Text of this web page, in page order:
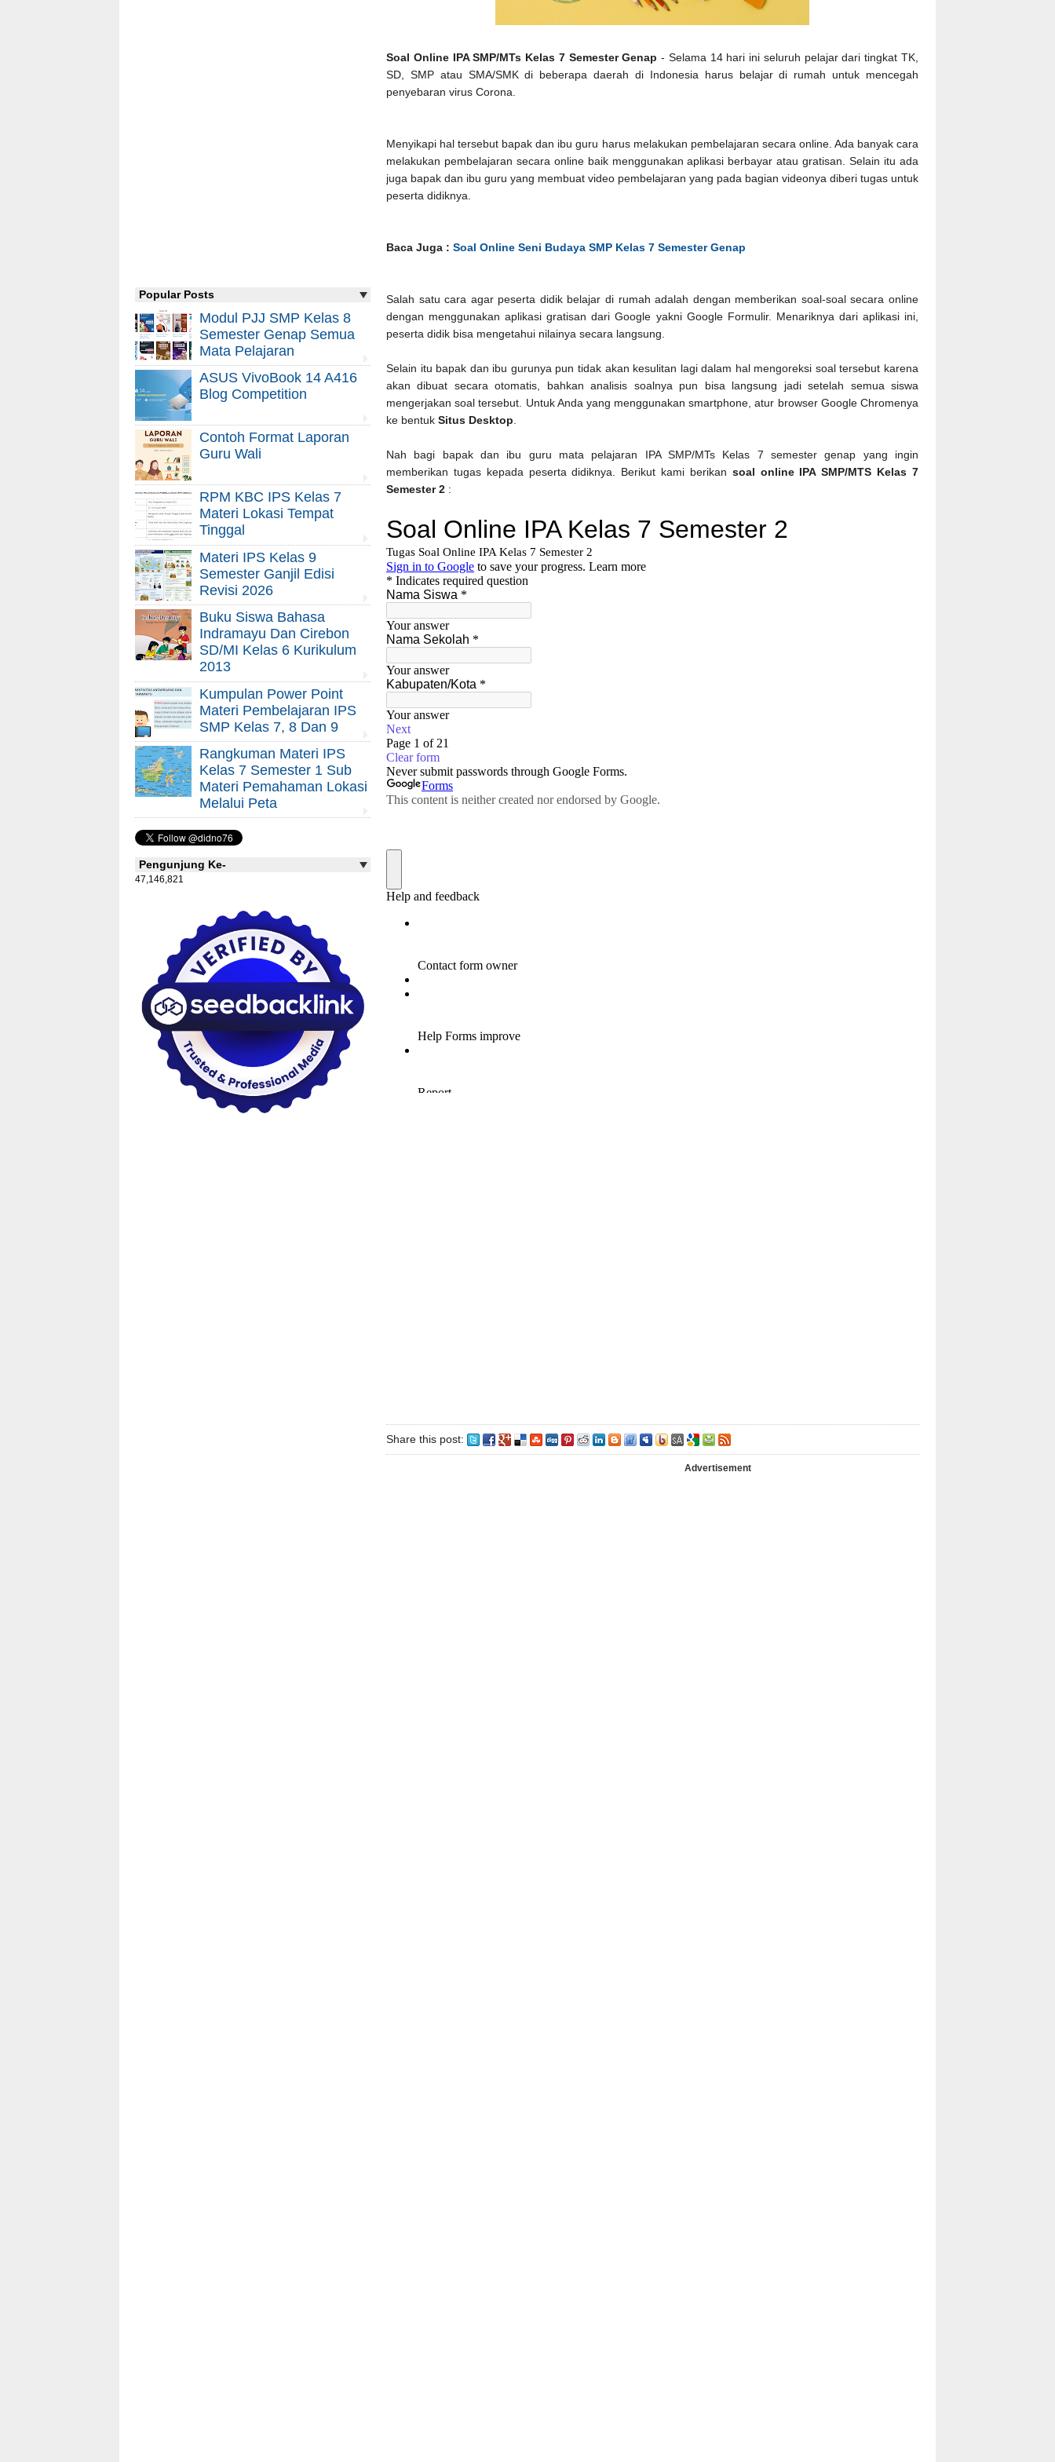
Soal Online IPA SMP/MTs Kelas 7 Semester Genap - Selama 14 hari ini seluruh pelajar dari tingkat TK,
SD, SMP atau SMA/SMK di beberapa daerah di Indonesia harus belajar di rumah untuk mencegah
penyebaran virus Corona.
Menyikapi hal tersebut bapak dan ibu guru harus melakukan pembelajaran secara online. Ada banyak cara
melakukan pembelajaran secara online baik menggunakan aplikasi berbayar atau gratisan. Selain itu ada
juga bapak dan ibu guru yang membuat video pembelajaran yang pada bagian videonya diberi tugas untuk
peserta didiknya.
Baca Juga : Soal Online Seni Budaya SMP Kelas 7 Semester Genap
Salah satu cara agar peserta didik belajar di rumah adalah dengan memberikan soal-soal secara online
dengan menggunakan aplikasi gratisan dari Google yakni Google Formulir. Menariknya dari aplikasi ini,
peserta didik bisa mengetahui nilainya secara langsung.
Selain itu bapak dan ibu gurunya pun tidak akan kesulitan lagi dalam hal mengoreksi soal tersebut karena
akan dibuat secara otomatis, bahkan analisis soalnya pun bisa langsung jadi setelah semua siswa
mengerjakan soal tersebut. Untuk Anda yang menggunakan smartphone, atur browser Google Chromenya
ke bentuk Situs Desktop
Nah bagi bapak dan ibu guru mata pelajaran IPA SMP/MTs Kelas 7 semester genap yang ingin
memberikan tugas kepada peserta didiknya. Berikut kami berikan soal online IPA SMP/MTS Kelas 7
Semester 2 :
Share this post:
Advertisement
Popular Posts
Modul PJJ SMP Kelas 8
Semester Genap Semua
Mata Pelajaran
ASUS VivoBook 14 A416
Blog Competition
Contoh Format Laporan
Guru Wali
RPM KBC IPS Kelas 7
Materi Lokasi Tempat
Tinggal
Materi IPS Kelas 9
Semester Ganjil Edisi
Revisi 2026
Buku Siswa Bahasa
Indramayu Dan Cirebon
SD/MI Kelas 6 Kurikulum
2013
Kumpulan Power Point
Materi Pembelajaran IPS
SMP Kelas 7, 8 Dan 9
Rangkuman Materi IPS
Kelas 7 Semester 1 Sub
Materi Pemahaman Lokasi
Melalui Peta
Pengunjung Ke-
47,146,821